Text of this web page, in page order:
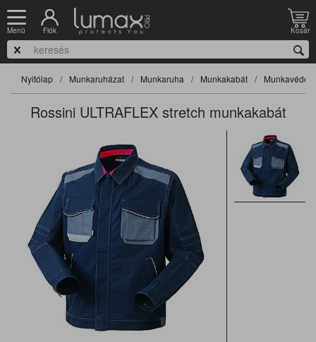
Menü Fiók Kosár
Nyitólap Munkaruházat Munkaruha Munkakabát
Rossini ULTRAFLEX stretch munkakabát